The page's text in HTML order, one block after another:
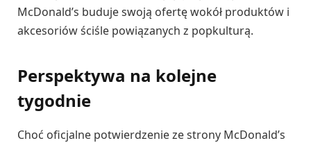
McDonald’s buduje swoją ofertę wokół produktów i
akcesoriów ściśle powiązanych z popkulturą.
Perspektywa na kolejne
tygodnie
Choć oficjalne potwierdzenie ze strony McDonald’s